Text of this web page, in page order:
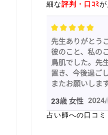
細な評判・口ｺﾐが
占い師への口コミ